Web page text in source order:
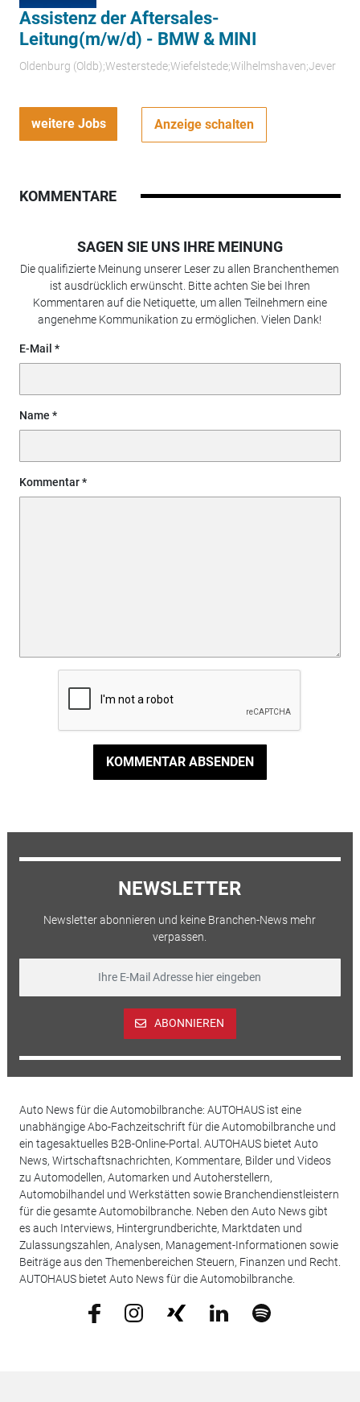
Assistenz der Aftersales-
Leitung(m/w/d) - BMW & MINI
Oldenburg (Oldb);Westerstede;Wiefelstede;Wilhelmshaven;Jever
weitere Jobs Anzeige schalten
KOMMENTARE
SAGEN SIE UNS IHRE MEINUNG
Die qualifizierte Meinung unserer Leser zu allen Branchenthemen
ist ausdrücklich erwünscht. Bitte achten Sie bei Ihren
Kommentaren auf die Netiquette, um allen Teilnehmern eine
angenehme Kommunikation zu ermöglichen. Vielen Dank!
E-Mail
Name
Kommentar
KOMMENTAR ABSENDEN
NEWSLETTER
Newsletter abonnieren und keine Branchen-News mehr
verpassen.
ABONNIEREN
Auto News für die Automobilbranche: AUTOHAUS ist eine
unabhängige Abo-Fachzeitschrift für die Automobilbranche und
ein tagesaktuelles B2B-Online-Portal. AUTOHAUS bietet Auto
News, Wirtschaftsnachrichten, Kommentare, Bilder und Videos
zu Automodellen, Automarken und Autoherstellern,
Automobilhandel und Werkstätten sowie Branchendienstleistern
für die gesamte Automobilbranche. Neben den Auto News gibt
es auch Interviews, Hintergrundberichte, Marktdaten und
Zulassungszahlen, Analysen, Management-Informationen sowie
Beiträge aus den Themenbereichen Steuern, Finanzen und Recht.
AUTOHAUS bietet Auto News für die Automobilbranche.